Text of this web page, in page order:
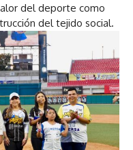
del deporte como
del tejido social.